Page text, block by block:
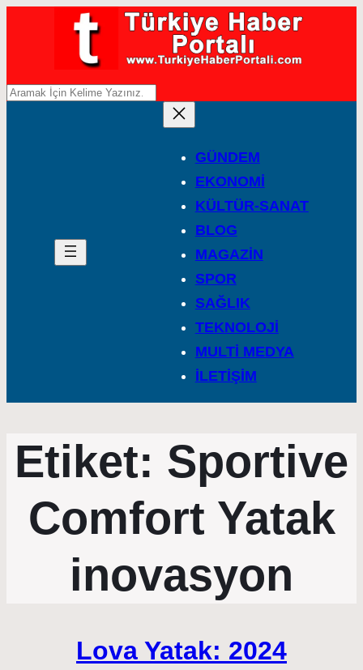
A
GÜNDEM
EKONOMİ
KÜLTÜR-SANAT
BLOG
MAGAZİN
SPOR
SAĞLIK
TEKNOLOJİ
MULTİ MEDYA
İLETİŞİM
Etiket: Sportive
Comfort Yatak
inovasyon
Lova Yatak: 2024